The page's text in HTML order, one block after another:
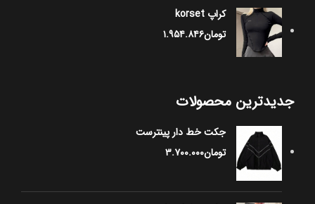
کراپ korset
تومان۱.۹۵۴.۸۴۶
جدیدترین محصولات
جکت خط دار پینترست
تومان۳.۷۰۰.۰۰۰